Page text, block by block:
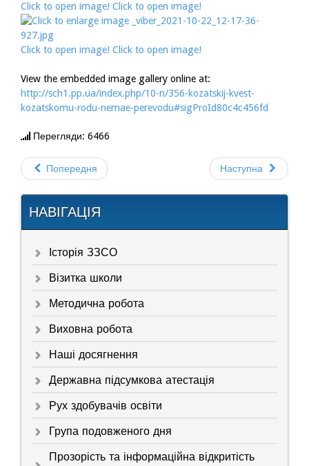
Click to open image! Click to open image!
Click to open image! Click to open image!
View the embedded image gallery online at:
http://sch1.pp.ua/index.php/10-n/356-kozatskij-kvest-
kozatskomu-rodu-nemae-perevodu#sigProId80c4c456fd
Перегляди: 6466
Попередня Наступна
НАВІГАЦІЯ
Історія ЗЗСО
Візитка школи
Методична робота
Виховна робота
Наші досягнення
Державна підсумкова атестація
Рух здобувачів освіти
Група подовженого дня
Прозорість та інформаційна відкритість